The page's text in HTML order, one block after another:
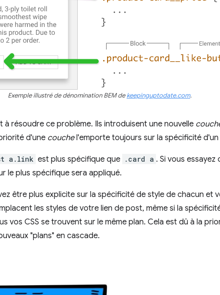
Exemple illustré de dénomination BEM dekeepinguptodate.com.
à résoudre ce problème. Ils introduisent une nouvelle
d'une couchel'emporte toujours sur la spécificité d'un
a.link est plus spécifique que .card a . Si vous essayez
le plus spécifique sera appliqué.
être plus explicite sur la spécificité de style de chacun et
les styles de votre lien de post, même si la
vos CSS se trouvent sur le même plan. Cela est dû à la
"plans" en cascade.